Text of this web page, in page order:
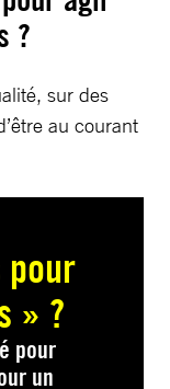
?
sur des
au courant
pour
» ?
pour
un